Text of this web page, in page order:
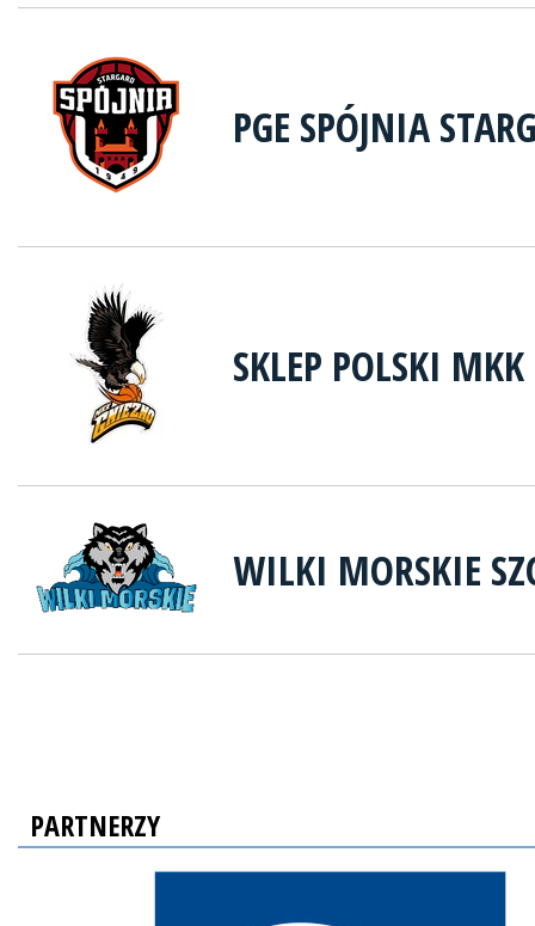
PGE SPÓJNIA
SKLEP POLSKI
WILKI MORSKIE
PARTNERZY